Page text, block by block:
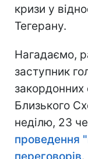
кризи у
Тегерану.
Нагадаємо,
заступник
закордонних
Близького
неділю, 23
проведення